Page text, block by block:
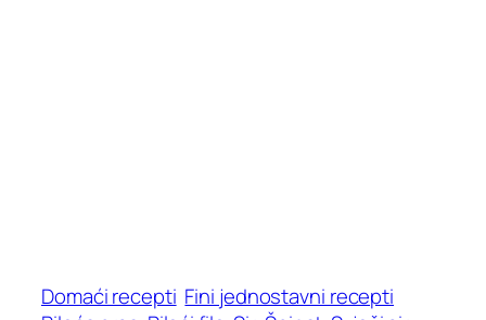
Domaći recepti Fini jednostavni recepti